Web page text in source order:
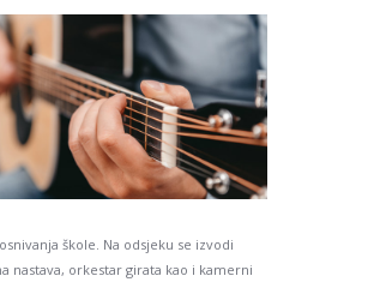
škole. Na odsjeku se izvodi
nastava, orkestar girata kao i kamerni